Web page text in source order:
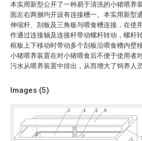
本实用新型公开了一种易于清洗的小猪喂养
面左右两侧均开设有连接槽一。本实用新型
伸缩杆、刮板及三角板与喂食槽连接，在使
作通过连接轴及连接杆带动螺杆转动，螺杆
框板上下移动时带动多个刮板沿喂食槽内壁
小猪喂养装置在对小猪喂食后不便于使用者
污水从喂养装置中排出，从而增大了饲养人
Images (5)